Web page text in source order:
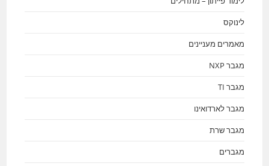
לינוקס
מאמרים מעניינים
מגבר NXP
מגבר TI
מגבר לארדואינו
מגבר שרת
מגברים